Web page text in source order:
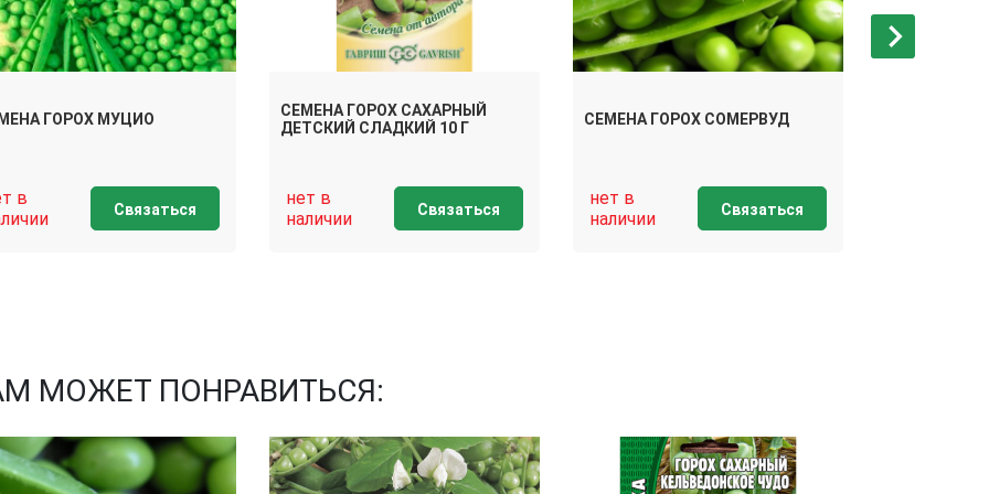
ГОРОХ МУЦИО
в
Связаться
СЕМЕНА ГОРОХ САХАРНЫЙ
ДЕТСКИЙ СЛАДКИЙ 10 Г
нет в
наличии
Связаться
СЕМЕНА ГОРОХ СОМЕРВУД
нет в
наличии
Связаться
МОЖЕТ ПОНРАВИТЬСЯ: